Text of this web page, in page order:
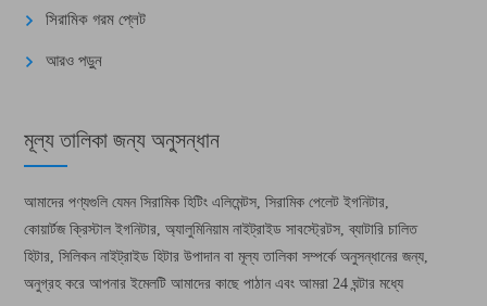
সিরামিক গরম প্লেট
আরও পড়ুন
মূল্য তালিকা জন্য অনুসন্ধান
আমাদের পণ্যগুলি যেমন সিরামিক হিটিং এলিমেন্টস, সিরামিক পেলেট ইগনিটার,
কোয়ার্টজ ক্রিস্টাল ইগনিটার, অ্যালুমিনিয়াম নাইট্রাইড সাবস্ট্রেটস, ব্যাটারি চালিত
হিটার, সিলিকন নাইট্রাইড হিটার উপাদান বা মূল্য তালিকা সম্পর্কে অনুসন্ধানের জন্য,
অনুগ্রহ করে আপনার ইমেলটি আমাদের কাছে পাঠান এবং আমরা 24 ঘন্টার মধ্যে